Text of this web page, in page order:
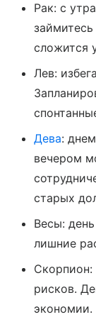
Рак: с
сложится
Лев:
Дева:
вечером
старых
Весы:
лишние
Скорпион:
рисков.
экономии.